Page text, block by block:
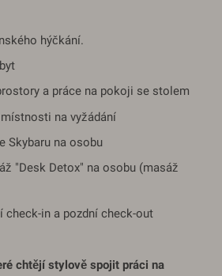
hýčkání.
a práce na pokoji se stolem
na vyžádání
Skybaru na osobu
"Desk Detox" na osobu (masáž
check-in a pozdní check-out
chtějí stylově spojit práci na